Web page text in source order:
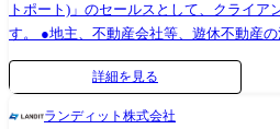
トポート)」のセールスとして、クライア
す。 ●地主、不動産会社等、遊休不動産の活用したい方へのマイクロモ
ビリティ・カーシェア・スマートロッカ
営業・企画・契約業務、ポート・ステー
主)、マイクロモビリティ事業者、カーシ
詳細を見る
ランディット株式会社